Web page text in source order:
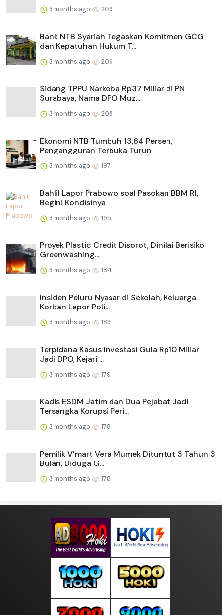
3 months ago 209
Bank NTB Syariah Tegaskan Komitmen GCG
dan Kepatuhan Hukum T...
3 months ago 209
Sidang TPPU Narkoba Rp37 Miliar di PN
Surabaya, Nama DPO Muz...
3 months ago 208
Ekonomi NTB Tumbuh 13,64 Persen,
Pengangguran Terbuka Turun
3 months ago 197
Bahlil Lapor Prabowo soal Pasokan BBM RI,
Begini Kondisinya
3 months ago 195
Proyek Plastic Credit Disorot, Dinilai Berisiko
Greenwashing...
3 months ago 184
Insiden Peluru Nyasar di Sekolah, Keluarga
Korban Lapor Poli...
3 months ago 183
Terpidana Kasus Investasi Gula Rp10 Miliar
Jadi DPO, Kejari ...
3 months ago 179
Kadis ESDM Jatim dan Dua Pejabat Jadi
Tersangka Korupsi Peri...
3 months ago 178
Pemilik V’mart Vera Mumek Dituntut 3 Tahun 3
Bulan, Diduga G...
3 months ago 178